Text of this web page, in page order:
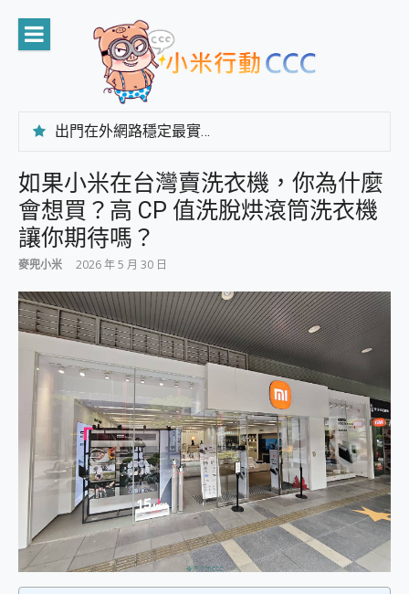
content
出門在外網路穩定最實在 「台灣大哥大」榮獲 4G/5G 在線率全球 NO.3 全台第一與全台六冠王實測心得，走到哪順到哪！
CP 值天花板~ Bongcom BS5 足球君開箱~ 短焦投影機 3千元就能擁有！ 折扣碼在這～
專為 PC上的 XBOX和掌機設計的 FireCuda X1070 SSD 固態硬碟開箱 評測
台灣製攝影機在這裡，100%全無線設計 SpotCam Solo Eco 太陽能防水雲端攝影機 SpotCam Solo 3 2.5K高畫質戶外攝影機 開箱 評測
AI 支付 一錶搞定大小事 Xiaomi Watch 5 開箱 評測
超驚艷 讓人一眼就愛上 LENOVO 聯想 Yoga Book 9 14吋 AI輕薄筆電 開箱 評測
美到讓人超想擁有 moto pad 60 系列 與 Moto | Swarovski razr 60 冰藍限定版本 開箱 評測
好用的 EaseUS Partition Master 讓您輕鬆的移除與格式化有防寫保護的隨身碟或SD卡
小朋友才做選擇 投影機 RGB藍牙音響 氛圍情境燈 我通通都要！ Starfish 2 幻彩膠囊投影機｜結合「 智慧投影 & 煥彩流動 」的沈浸式生活新體驗
外型超吸晴~ 給您絕佳操控體驗 GravaStar Mercury K1 系列 異星機械鍵盤與 Mercury X 系列 輕量無線電競滑鼠 開箱 評測
開箱~變身「蜘蛛人」椅子軍師！MSI MPG 491CQP QD-OLED 超寬曲面電競螢幕，多工辦公、爽度滿滿的終極桌面體驗
iPhone 17 系列 有認證的防護來囉！ imos 首家導入 UL MCV 行銷宣告驗證的手機配件品牌
DJI Osmo Pocket 3 爽爽帶回家 歡慶 EaseUS 21 週年到來，「Slogan 海報徵稿活動」好康大放送
小巧好吸不擋鏡頭 有Qi2認證的 ONPRO MagReact MXs2 5000mAh薄型磁吸無線急速行動電源 開箱 評測
會走動的冷暖氣 SONY REON POCKET PRO 穿戴式智慧冷暖調溫裝置 開箱 評測
寶可夢飛人外掛iToolab AnyGo全新升級，GO Fest 五折優惠嗨翻天！支援 iOS/Android！
百倍變焦實測~ vivo X200 Pro 與 S25 Ultra 誰能滿足全場景拍攝需求？
超好用的 PLAUD NotePin AI 智慧錄音膠囊~ 您的AI 秘書已上線 每月免費送你 300分鐘轉寫
如果小米在台灣賣洗衣機，你為什麼
會想買？高 CP 值洗脫烘滾筒洗衣機
讓你期待嗎？
麥兜小米 2026 年 5 月 30 日